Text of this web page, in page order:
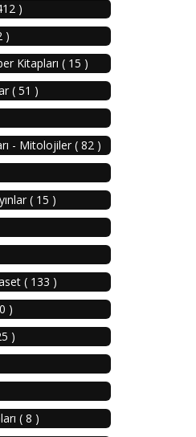
)
)
Kitapları ( 15 )
( 51 )
- Mitolojiler ( 82 )
( 15 )
( 133 )
)
)
( 8 )